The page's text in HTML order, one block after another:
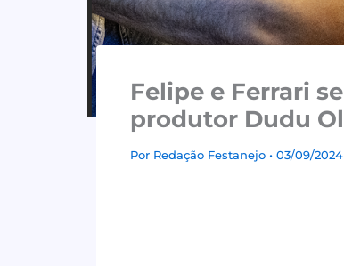
Felipe e Ferrari
produtor Dudu
Por Redação Festanejo • 03/09/2024